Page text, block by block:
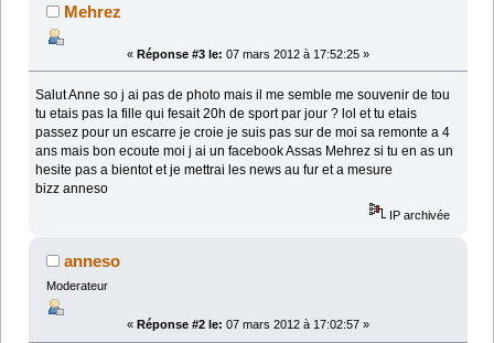
Mehrez
« Réponse #3 le: 07 mars 2012 à 17:52:25 »
Salut Anne so j ai pas de photo mais il me semble me souvenir de tou
tu etais pas la fille qui fesait 20h de sport par jour ? lol et tu etais
passez pour un escarre je croie je suis pas sur de moi sa remonte a 4
ans mais bon ecoute moi j ai un facebook Assas Mehrez si tu en as un
hesite pas a bientot et je mettrai les news au fur et a mesure
bizz anneso
IP archivée
anneso
Moderateur
« Réponse #2 le: 07 mars 2012 à 17:02:57 »